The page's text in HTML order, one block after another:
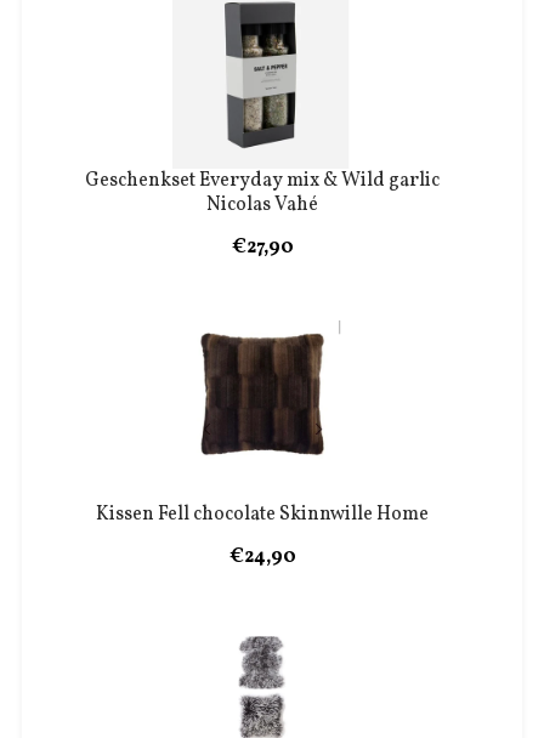
Geschenkset Everyday mix & Wild garlic
Nicolas Vahé
€27,90
Kissen Fell chocolate Skinnwille Home
€24,90